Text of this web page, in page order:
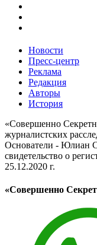
Новости
Пресс-центр
Реклама
Редакция
Авторы
История
«Совершенно
журналистских
Основатели - Юлиан
свидетельство о
25.12.2020 г.
«Совершенно